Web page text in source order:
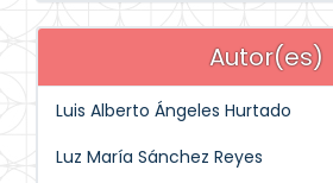
Autor(es)
Luis Alberto Ángeles Hurtado
Luz María Sánchez Reyes